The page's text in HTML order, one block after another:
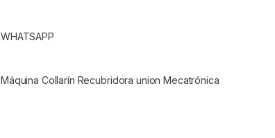
WHATSAPP
Máquina Collarín Recubridora union Mecatrónica